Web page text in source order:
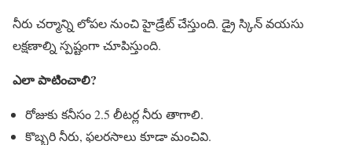
నీరు చర్మాన్ని లోపల నుంచి హైడ్రేట్ చేస్తుంది. డ్రై స్కిన్ వయసు
లక్షణాల్ని స్పష్టంగా చూపిస్తుంది.
ఎలా పాటించాలి?
రోజుకు కనీసం 2.5 లీటర్ల నీరు తాగాలి.
కొబ్బరి నీరు, ఫలరసాలు కూడా మంచివి.